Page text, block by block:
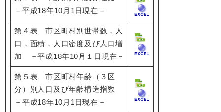
－平成18年10月1日現在－
第４表 市区町村別世帯数，人
口，面積，人口密度及び人口増
加 －平成18年10月１日現在－
第５表 市区町村年齢（３区
分）別人口及び年齢構造指数
－平成18年10月1日現在－